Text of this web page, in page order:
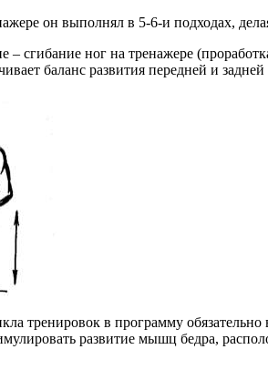
он выполнял в 5-6-и подходах,
сгибание ног на тренажере
баланс развития передней и
тренировок в программу
развитие мышц бедра,